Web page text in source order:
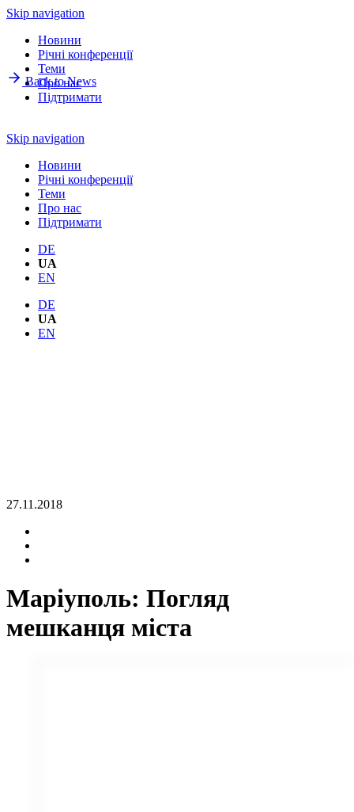
Skip navigation
Новини
Річнi конференції
Теми
Про нас
Підтримати
Skip navigation
Новини
Річнi конференції
Теми
Про нас
Підтримати
DE
UA
EN
DE
UA
EN
Back to News
27.11.2018
Маріуполь: Погляд
мешканця міста